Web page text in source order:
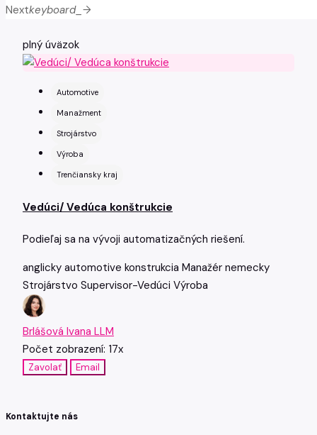
Nextkeyboard_arrow_right
plný úväzok
Automotive
Manažment
Strojárstvo
Výroba
Trenčiansky kraj
Vedúci/ Vedúca konštrukcie
Podieľaj sa na vývoji automatizačných riešení.
anglicky automotive konstrukcia Manažér nemecky
Strojárstvo Supervisor-Vedúci Výroba
Brlášová Ivana LLM
Počet zobrazení: 17x
Zavolať Email
Kontaktujte nás